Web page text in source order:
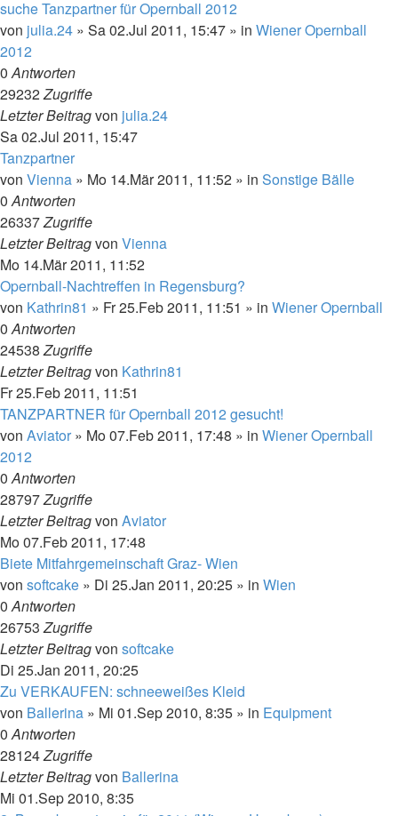
suche Tanzpartner für Opernball 2012
von julia.24 » Sa 02.Jul 2011, 15:47 » in Wiener Opernball
2012
0Antworten
29232Zugriffe
Letzter Beitragvon julia.24
Sa 02.Jul 2011, 15:47
Tanzpartner
von Vienna » Mo 14.Mär 2011, 11:52 » in Sonstige Bälle
0Antworten
26337Zugriffe
Letzter Beitragvon Vienna
Mo 14.Mär 2011, 11:52
Opernball-Nachtreffen in Regensburg?
von Kathrin81 » Fr 25.Feb 2011, 11:51 » in Wiener Opernball
0Antworten
24538Zugriffe
Letzter Beitragvon Kathrin81
Fr 25.Feb 2011, 11:51
TANZPARTNER für Opernball 2012 gesucht!
von Aviator » Mo 07.Feb 2011, 17:48 » in Wiener Opernball
2012
0Antworten
28797Zugriffe
Letzter Beitragvon Aviator
Mo 07.Feb 2011, 17:48
Biete Mitfahrgemeinschaft Graz- Wien
von softcake » Di 25.Jan 2011, 20:25 » in Wien
0Antworten
26753Zugriffe
Letzter Beitragvon softcake
Di 25.Jan 2011, 20:25
Zu VERKAUFEN: schneeweißes Kleid
von Ballerina » Mi 01.Sep 2010, 8:35 » in Equipment
0Antworten
28124Zugriffe
Letzter Beitragvon Ballerina
Mi 01.Sep 2010, 8:35